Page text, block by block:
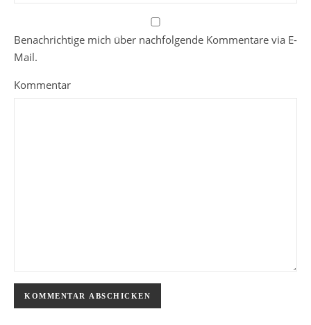
Benachrichtige mich über nachfolgende Kommentare via E-
Mail.
Kommentar